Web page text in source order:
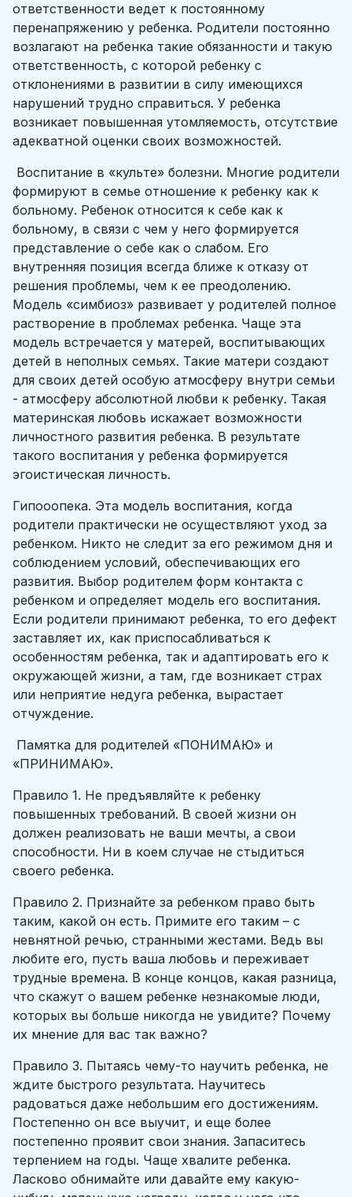
ответственности ведет к постоянному
перенапряжению у ребенка. Родители постоянно
возлагают на ребенка такие обязанности и такую
ответственность, с которой ребенку с
отклонениями в развитии в силу имеющихся
нарушений трудно справиться. У ребенка
возникает повышенная утомляемость, отсутствие
адекватной оценки своих возможностей.
Воспитание в «культе» болезни. Многие родители
формируют в семье отношение к ребенку как к
больному. Ребенок относится к себе как к
больному, в связи с чем у него формируется
представление о себе как о слабом. Его
внутренняя позиция всегда ближе к отказу от
решения проблемы, чем к ее преодолению.
Модель «симбиоз» развивает у родителей полное
растворение в проблемах ребенка. Чаще эта
модель встречается у матерей, воспитывающих
детей в неполных семьях. Такие матери создают
для своих детей особую атмосферу внутри семьи
- атмосферу абсолютной любви к ребенку. Такая
материнская любовь искажает возможности
личностного развития ребенка. В результате
такого воспитания у ребенка формируется
эгоистическая личность.
Гипооопека. Эта модель воспитания, когда
родители практически не осуществляют уход за
ребенком. Никто не следит за его режимом дня и
соблюдением условий, обеспечивающих его
развития. Выбор родителем форм контакта с
ребенком и определяет модель его воспитания.
Если родители принимают ребенка, то его дефект
заставляет их, как приспосабливаться к
особенностям ребенка, так и адаптировать его к
окружающей жизни, а там, где возникает страх
или неприятие недуга ребенка, вырастает
отчуждение.
Памятка для родителей «ПОНИМАЮ» и
«ПРИНИМАЮ».
Правило 1. Не предъявляйте к ребенку
повышенных требований. В своей жизни он
должен реализовать не ваши мечты, а свои
способности. Ни в коем случае не стыдиться
своего ребенка.
Правило 2. Признайте за ребенком право быть
таким, какой он есть. Примите его таким – с
невнятной речью, странными жестами. Ведь вы
любите его, пусть ваша любовь и переживает
трудные времена. В конце концов, какая разница,
что скажут о вашем ребенке незнакомые люди,
которых вы больше никогда не увидите? Почему
их мнение для вас так важно?
Правило 3. Пытаясь чему-то научить ребенка, не
ждите быстрого результата. Научитесь
радоваться даже небольшим его достижениям.
Постепенно он все выучит, и еще более
постепенно проявит свои знания. Запаситесь
терпением на годы. Чаще хвалите ребенка.
Ласково обнимайте или давайте ему какую-